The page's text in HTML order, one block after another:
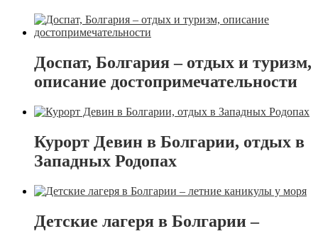
Доспат, Болгария – отдых и туризм,
описание достопримечательности
Курорт Девин в Болгарии, отдых в
Западных Родопах
Детские лагеря в Болгарии –